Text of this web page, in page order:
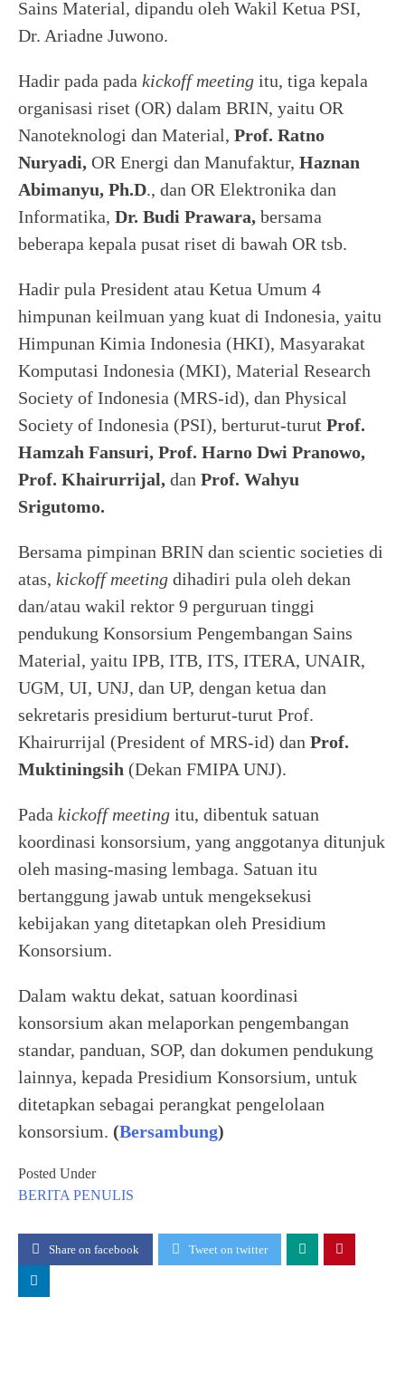
Sains Material, dipandu oleh Wakil Ketua PSI,
Dr. Ariadne Juwono.
Hadir pada pada kickoff meeting itu, tiga kepala
organisasi riset (OR) dalam BRIN, yaitu OR
Nanoteknologi dan Material, Prof. Ratno
Nuryadi, OR Energi dan Manufaktur, Haznan
Abimanyu, Ph.D., dan OR Elektronika dan
Informatika, Dr. Budi Prawara, bersama
beberapa kepala pusat riset di bawah OR tsb.
Hadir pula President atau Ketua Umum 4
himpunan keilmuan yang kuat di Indonesia, yaitu
Himpunan Kimia Indonesia (HKI), Masyarakat
Komputasi Indonesia (MKI), Material Research
Society of Indonesia (MRS-id), dan Physical
Society of Indonesia (PSI), berturut-turut Prof.
Hamzah Fansuri, Prof. Harno Dwi Pranowo,
Prof. Khairurrijal, dan Prof. Wahyu
Srigutomo.
Bersama pimpinan BRIN dan scientic societies di
atas, kickoff meeting dihadiri pula oleh dekan
dan/atau wakil rektor 9 perguruan tinggi
pendukung Konsorsium Pengembangan Sains
Material, yaitu IPB, ITB, ITS, ITERA, UNAIR,
UGM, UI, UNJ, dan UP, dengan ketua dan
sekretaris presidium berturut-turut Prof.
Khairurrijal (President of MRS-id) dan Prof.
Muktiningsih (Dekan FMIPA UNJ).
Pada kickoff meeting itu, dibentuk satuan
koordinasi konsorsium, yang anggotanya ditunjuk
oleh masing-masing lembaga. Satuan itu
bertanggung jawab untuk mengeksekusi
kebijakan yang ditetapkan oleh Presidium
Konsorsium.
Dalam waktu dekat, satuan koordinasi
konsorsium akan melaporkan pengembangan
standar, panduan, SOP, dan dokumen pendukung
lainnya, kepada Presidium Konsorsium, untuk
ditetapkan sebagai perangkat pengelolaan
konsorsium. (Bersambung)
Posted Under
BERITA PENULIS
Share on facebook Tweet on twitter